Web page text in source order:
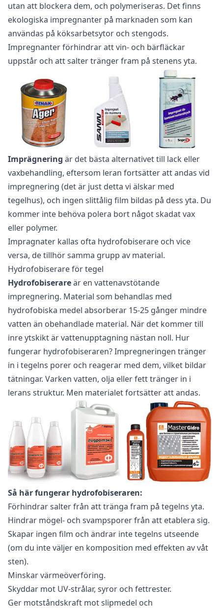
utan att blockera dem, och polymeriseras. Det finns
ekologiska impregnanter på marknaden som kan
användas på köksarbetsytor och stengods.
Impregnanter förhindrar att vin- och bärfläckar
uppstår och att salter tränger fram på stenens yta.
Imprägnering är det bästa alternativet till lack eller
vaxbehandling, eftersom leran fortsätter att andas vid
impregnering (det är just detta vi älskar med
tegelhus), och ingen slittålig film bildas på dess yta. Du
kommer inte behöva polera bort något skadat vax
eller polymer.
Impragnater kallas ofta hydrofobiserare och vice
versa, de tillhör samma grupp av material.
Hydrofobiserare för tegel
Hydrofobiserareär en vattenavstötande
impregnering. Material som behandlas med
hydrofobiska medel absorberar 15-25 gånger mindre
vatten än obehandlade material. När det kommer till
inre ytskikt är vattenupptagning nästan noll. Hur
fungerar hydrofobiseraren? Impregneringen tränger
in i tegelns porer och reagerar med dem, vilket bildar
tätningar. Varken vatten, olja eller fett tränger in i
lerans struktur. Men materialet fortsätter att andas.
Så här fungerar hydrofobiseraren:
Förhindrar salter från att tränga fram på tegelns yta.
Hindrar mögel- och svampsporer från att etablera sig.
Skapar ingen film och ändrar inte tegelns utseende
(om du inte väljer en komposition med effekten av våt
sten).
Minskar värmeöverföring.
Skyddar mot UV-strålar, syror och fettrester.
Ger motståndskraft mot slipmedel och